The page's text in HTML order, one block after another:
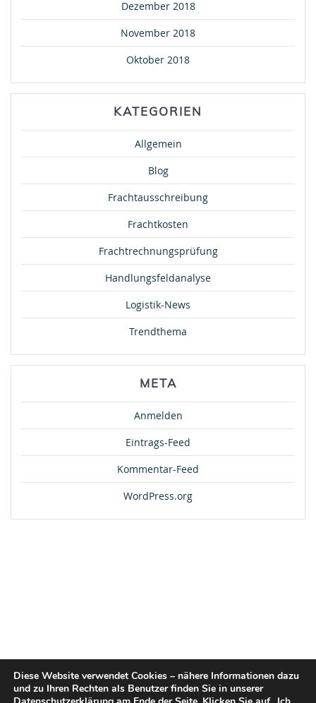
Dezember 2018
November 2018
Oktober 2018
KATEGORIEN
Allgemein
Blog
Frachtausschreibung
Frachtkosten
Frachtrechnungsprüfung
Handlungsfeldanalyse
Logistik-News
Trendthema
META
Anmelden
Eintrags-Feed
Kommentar-Feed
WordPress.org
Diese Website verwendet Cookies – nähere Informationen dazu
und zu Ihren Rechten als Benutzer finden Sie in unserer